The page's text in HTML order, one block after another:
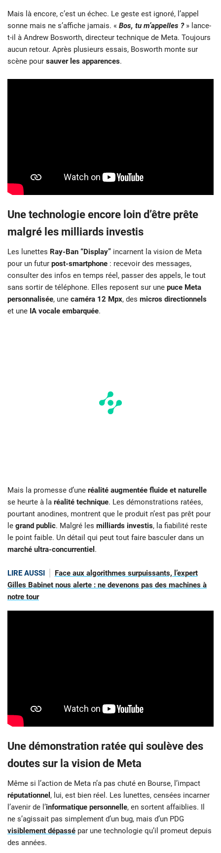
Mais là encore, c’est un échec. Le geste est ignoré, l’appel
sonne mais ne s’affiche jamais. « Bos, tu m’appelles ?» lance-
t-il à Andrew Bosworth, directeur technique de Meta. Toujours
aucun retour. Après plusieurs essais, Bosworth monte sur
scène pour sauver les apparences.
Une technologie encore loin d’être prête
malgré les milliards investis
Les lunettes Ray-Ban “Display” incarnent la vision de Meta
pour un futur post-smartphone : recevoir des messages,
consulter des infos en temps réel, passer des appels, le tout
sans sortir de téléphone. Elles reposent sur une puce Meta
personnalisée, une caméra 12 Mpx, des micros directionnels
et une IA vocale embarquée.
Mais la promesse d’une réalité augmentée fluide et naturelle
se heurte à la réalité technique. Les démonstrations ratées,
pourtant anodines, montrent que le produit n’est pas prêt pour
le grand public. Malgré les milliards investis, la fiabilité reste
le point faible. Un détail qui peut tout faire basculer dans un
marché ultra-concurrentiel .
LIRE AUSSI
Face aux algorithmes surpuissants, l’expert
Gilles Babinet nous alerte : ne devenons pas des machines à
notre tour
Une démonstration ratée qui soulève des
doutes sur la vision de Meta
Même si l’action de Meta n’a pas chuté en Bourse, l’impact
réputationnel , lui, est bien réel. Les lunettes, censées incarner
l’avenir de l’informatique personnelle, en sortent affaiblies. Il
ne s’agissait pas simplement d’un bug, mais d’un PDG
visiblement dépassé par une technologie qu’il promeut depuis
des années.